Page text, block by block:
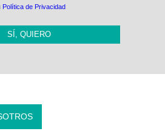
Política de Privacidad
SÍ, QUIERO